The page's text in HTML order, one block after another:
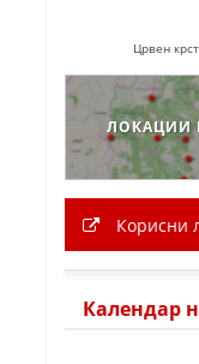
Црвен
ЛОКАЦИИ
Корисни
Календар